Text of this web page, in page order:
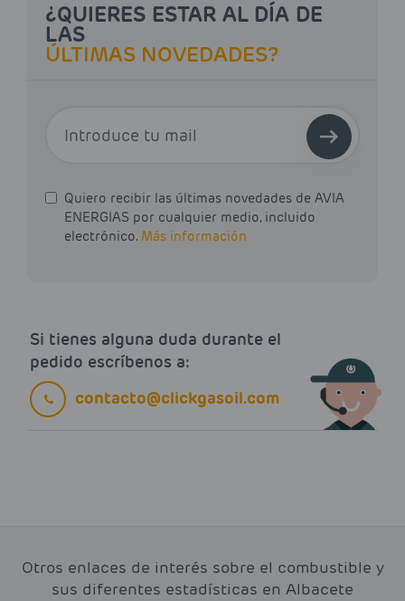
¿QUIERES ESTAR AL DÍA DE
LAS
ÚLTIMAS NOVEDADES?
Quiero recibir las últimas novedades de AVIA
ENERGIAS por cualquier medio, incluido
electrónico. Más información
Si tienes alguna duda durante el
pedido escríbenos a:
contacto@clickgasoil.com
Otros enlaces de interés sobre el combustible y
sus diferentes estadísticas en Albacete